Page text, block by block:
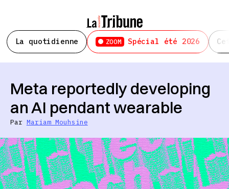
La quotidienne ZOOM Spécial été 2026
Meta reportedly developing
an AI pendant wearable
Par Mariam Mouhsine